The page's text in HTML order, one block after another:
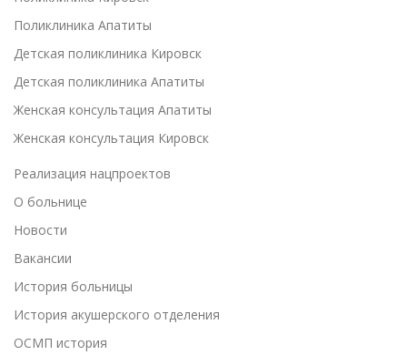
Поликлиника Апатиты
Детская поликлиника Кировск
Детская поликлиника Апатиты
Женская консультация Апатиты
Женская консультация Кировск
Реализация нацпроектов
О больнице
Новости
Вакансии
История больницы
История акушерского отделения
ОСМП история